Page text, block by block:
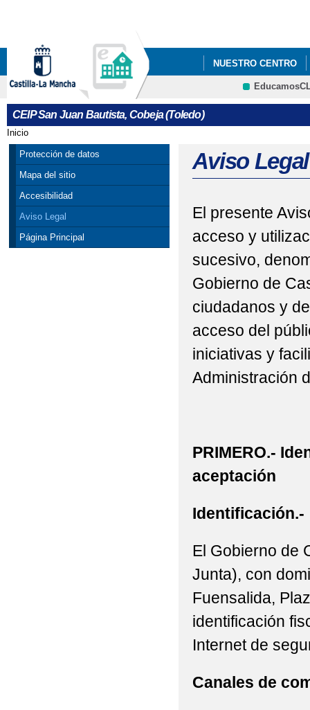
NUESTRO CENTRO
HUERTO ONDA
CEIP San Juan Bautista, Cobeja (Toledo)
Se encuentra usted aquí
Inicio
Protección de datos
Mapa del sitio
Accesibilidad
Aviso Legal
Página Principal
Aviso Legal
El presente
acceso y
sucesivo,
Gobierno de
ciudadanos y
acceso del
iniciativas y
Administración
PRIMERO.-
aceptación
Identificación.-
El Gobierno de
Junta), con
Fuensalida,
identificación
Internet de
Canales de